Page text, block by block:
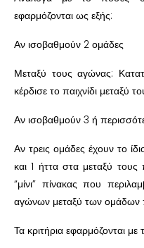
εφαρμόζονται ως εξής:
Αν ισοβαθμούν 2 ομάδες
Μεταξύ τους αγώνας:
κέρδισε το παιχνίδι μεταξύ
Αν ισοβαθμούν 3 ή
Αν τρεις ομάδες έχουν το
και 1 ήττα στα μεταξύ τους
“μίνι” πίνακας που
αγώνων μεταξύ των ομάδων
Τα κριτήρια εφαρμόζονται με